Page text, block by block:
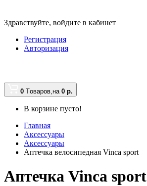
Здравствуйте, войдите в кабинет
Регистрация
Авторизация
0 Tоваров,на 0 р.
В корзине пусто!
Главная
Аксессуары
Аксессуары
Аптечка велосипедная Vinca sport
Аптечка Vinca sport